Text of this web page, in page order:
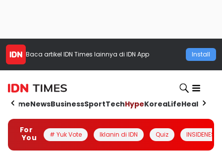
Baca artikel IDN Times lainnya di IDN App Install
HomeNewsBusinessSportTechHypeKoreaLifeHealth
For
You
# Yuk Vote Iklanin di IDN Quiz INSIDENESIA